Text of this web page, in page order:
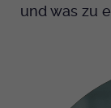
und was zu